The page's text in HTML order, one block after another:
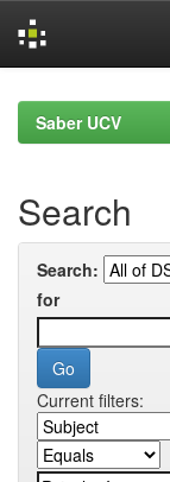
navigationSaber UCV
Search
Search:
for
Current filters: